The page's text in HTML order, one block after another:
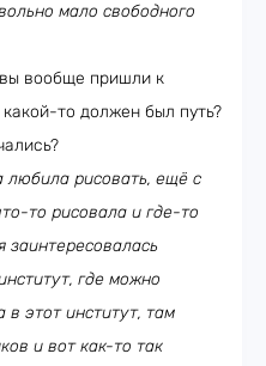
мало свободного
вообще пришли к
то должен был путь?
любила рисовать, ещё с
то рисовала и где-то
где можно
в этот институт, там
и вот как-то так